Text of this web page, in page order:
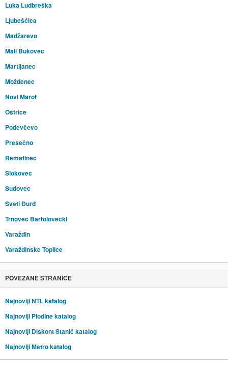
Luka Ludbreška
Ljubešćica
Madžarevo
Mali Bukovec
Martijanec
Možđenec
Novi Marof
Oštrice
Podevčevo
Presečno
Remetinec
Slokovec
Sudovec
Sveti Đurđ
Trnovec Bartolovečki
Varaždin
Varaždinske Toplice
POVEZANE STRANICE
Najnoviji NTL katalog
Najnoviji Plodine katalog
Najnoviji Diskont Stanić katalog
Najnoviji Metro katalog